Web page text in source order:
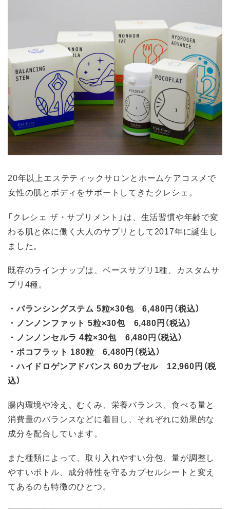
20年以上エステティックサロンとホームケアコスメで
女性の肌とボディをサポートしてきたクレシェ。
「クレシェ ザ・サプリメント」は、生活習慣や年齢で変
わる肌と体に働く大人のサプリとして2017年に誕生し
ました。
既存のラインナップは、ベースサプリ1種、カスタムサ
プリ4種。
・バランシングステム 5粒×30包 6,480円（税込）
・ノンノンファット 5粒×30包 6,480円（税込）
・ノンノンセルラ 4粒×30包 6,480円（税込）
・ポコフラット 180粒 6,480円（税込）
・ハイドロゲンアドバンス 60カプセル 12,960円（税
込）
腸内環境や冷え、むくみ、栄養バランス、食べる量と
消費量のバランスなどに着目し、それぞれに効果的な
成分を配合しています。
また種類によって、取り入れやすい分包、量が調整し
やすいボトル、成分特性を守るカプセルシートと変え
てあるのも特徴のひとつ。